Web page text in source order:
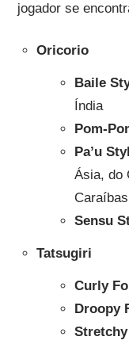
jogador se
Oricorio
Baile
Índia
Pom-
Pa’u
Ásia, do
Caraíbas
Sensu
Tatsugiri
Curly
Droopy